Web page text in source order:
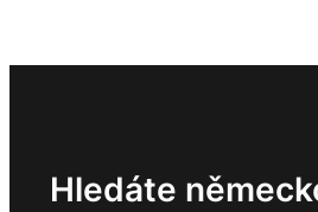
Hledáte